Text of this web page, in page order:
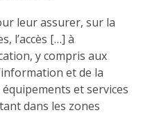
leur assurer, sur la
l’accès […] à
y compris aux
et de la
et services
dans les zones